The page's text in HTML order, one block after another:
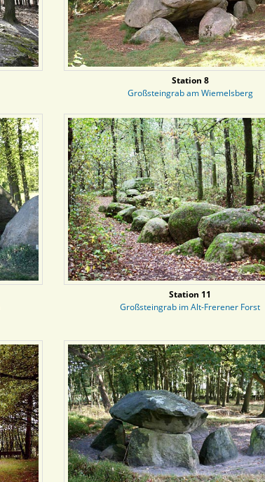
Station 8
Großsteingrab am Wiemelsberg
Station 11
Großsteingrab im Alt-Frerener Forst